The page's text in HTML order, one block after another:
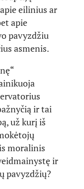
eilinius ar
apie
pavyzdžiu
asmenis.
ir tai
už kurį iš
moralinis
ir
pavyzdžių?